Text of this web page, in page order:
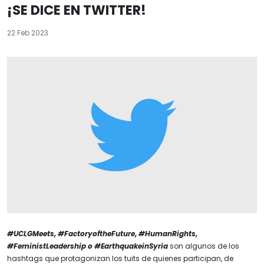
¡SE DICE EN TWITTER!
22 Feb 2023
#UCLGMeets, #FactoryoftheFuture, #HumanRights,
#FeministLeadership o #EarthquakeinSyriason algunos de los
hashtags que protagonizan los tuits de quienes participan, de